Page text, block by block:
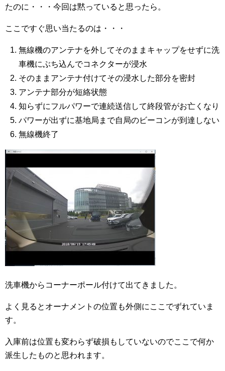
たのに・・・今回は黙っていると思ったら。
ここですぐ思い当たるのは・・・
無線機のアンテナを外してそのままキャップをせずに洗
車機にぶち込んでコネクターが浸水
そのままアンテナ付けてその浸水した部分を密封
アンテナ部分が短絡状態
知らずにフルパワーで連続送信して終段管がお亡くなり
パワーが出ずに基地局まで自局のビーコンが到達しない
無線機終了
洗車機からコーナーポール付けて出てきました。
よく見るとオーナメントの位置も外側にここでずれていま
す。
入庫前は位置も変わらず破損もしていないのでここで何か
派生したものと思われます。